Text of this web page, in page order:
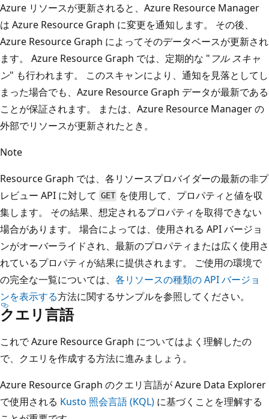
Azure リソースが更新されると、Azure Resource Manager
は Azure Resource Graph に変更を通知します。 その後、
Azure Resource Graph によってそのデータベースが更新され
ます。 Azure Resource Graph では、定期的な " フル スキャ
ン" も行われます。 このスキャンにより、通知を見落としてし
まった場合でも、Azure Resource Graph データが最新である
ことが保証されます。 または、Azure Resource Manager の
外部でリソースが更新されたとき。
Note
Resource Graph では、各リソースプロバイダーの最新の非プ
レビュー API に対して GET を使用して、プロパティと値を収
集します。 その結果、想定されるプロパティを取得できない
場合があります。 場合によっては、使用される API バージョ
ンがオーバーライドされ、最新のプロパティまたは広く使用さ
れているプロパティが結果に提供されます。 ご使用の環境で
の完全な一覧については、 各リソースの種類の API バージョ
ンを表示する方法に関するサンプルを参照してください。
クエリ言語
これで Azure Resource Graph についてはよく理解したの
で、クエリを作成する方法に進みましょう。
Azure Resource Graph のクエリ言語が Azure Data Explorer
で使用される Kusto 照会言語 (KQL) に基づくことを理解する